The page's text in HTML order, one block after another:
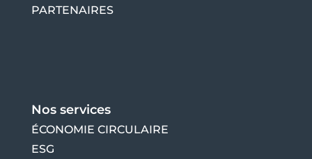
PARTENAIRES
Nos services
ÉCONOMIE CIRCULAIRE
ESG